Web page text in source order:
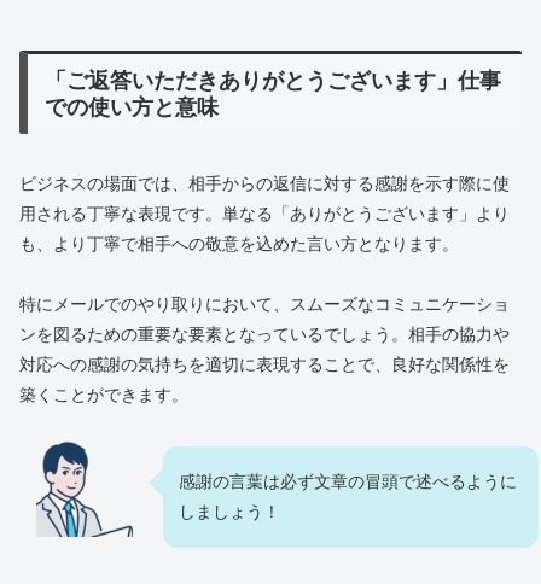
「ご返答いただきありがとうございます」仕事
での使い方と意味
ビジネスの場面では、相手からの返信に対する感謝を示す際に使
用される丁寧な表現です。単なる「ありがとうございます」より
も、より丁寧で相手への敬意を込めた言い方となります。
特にメールでのやり取りにおいて、スムーズなコミュニケーショ
ンを図るための重要な要素となっているでしょう。相手の協力や
対応への感謝の気持ちを適切に表現することで、良好な関係性を
築くことができます。
感謝の言葉は必ず文章の冒頭で述べるように
しましょう！